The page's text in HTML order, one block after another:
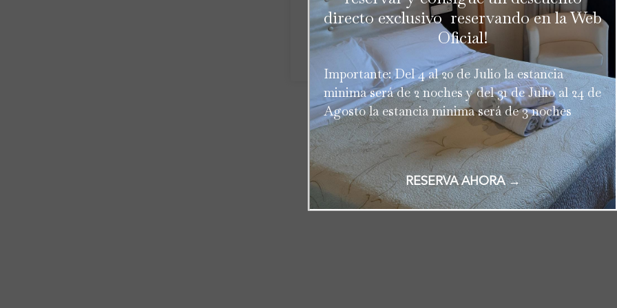
las cookies. Sin embargo, puede visitar "Configuración de
cookies" para proporcionar un consentimiento controlado.
Configuración de cookies Aceptar todas
directo exclusivo reservando en la Web
Oficial!
Importante: Del 4 al 20 de Julio la estancia
minima será de 2 noches y del 31 de Julio al 24 de
Agosto la estancia minima será de 3 noches
RESERVA AHORA →